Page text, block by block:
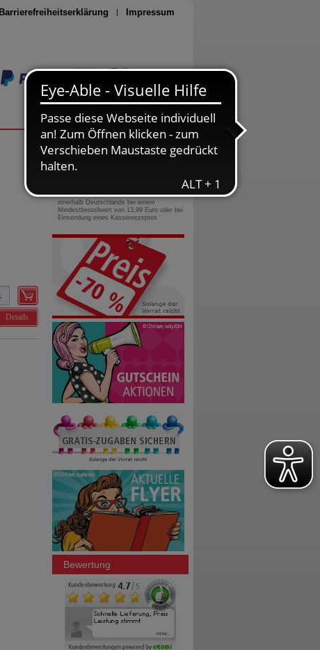
Barrierefreiheitserklärung Impressum
Seite drucken
Details
0800-10 11 422
gebührenfreie Rufnummer
innerhalb Deutschlands bei einem
Mindestbestellwert von 13,99 Euro oder bei
Einsendung eines Kassenrezeptes
Bewertung